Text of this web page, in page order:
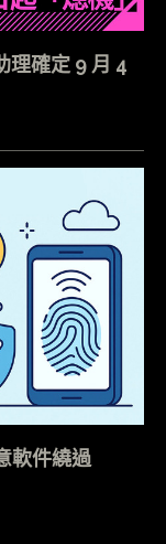
確定 9 月 4
軟件繞過